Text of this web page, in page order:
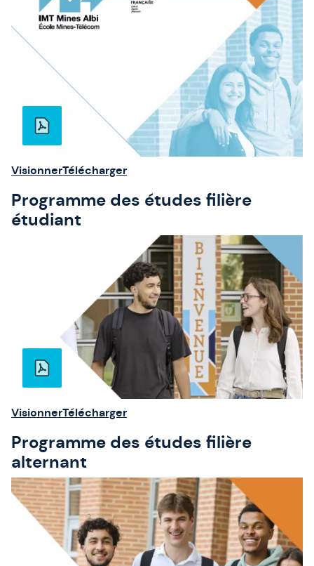
VisionnerTélécharger
Programme des études filière
étudiant
VisionnerTélécharger
Programme des études filière
alternant